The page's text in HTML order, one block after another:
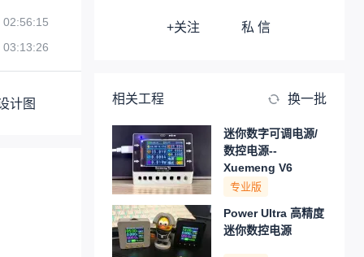
计图
+关注 私 信
相关工程 换一批
迷你数字可调电源/
数控电源--
Xuemeng V6
专业版
Power Ultra 高精度
迷你数控电源